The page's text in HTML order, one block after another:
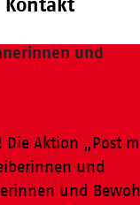
Kontakt
und
Die Aktion „Post
und
und